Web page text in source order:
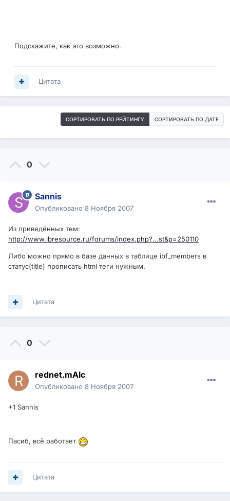
Подскажите, как это возможно.
Цитата
СОРТИРОВАТЬ ПО РЕЙТИНГУ СОРТИРОВАТЬ ПО ДАТЕ
0
Sannis
Опубликовано 8 Ноября 2007
Из приведённых тем:
http://www.ibresource.ru/forums/index.php?...st&p=250110
Либо можно прямо в базе данных в таблице ibf_members в
статус(title) прописать html теги нужным.
Цитата
0
rednet.mAlc
Опубликовано 8 Ноября 2007
+1 Sannis
Пасиб, всё работает
Цитата